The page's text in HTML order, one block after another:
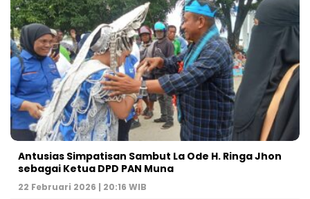
Antusias Simpatisan Sambut La Ode H. Ringa Jhon
sebagai Ketua DPD PAN Muna
22 Februari 2026 | 20:16 WIB